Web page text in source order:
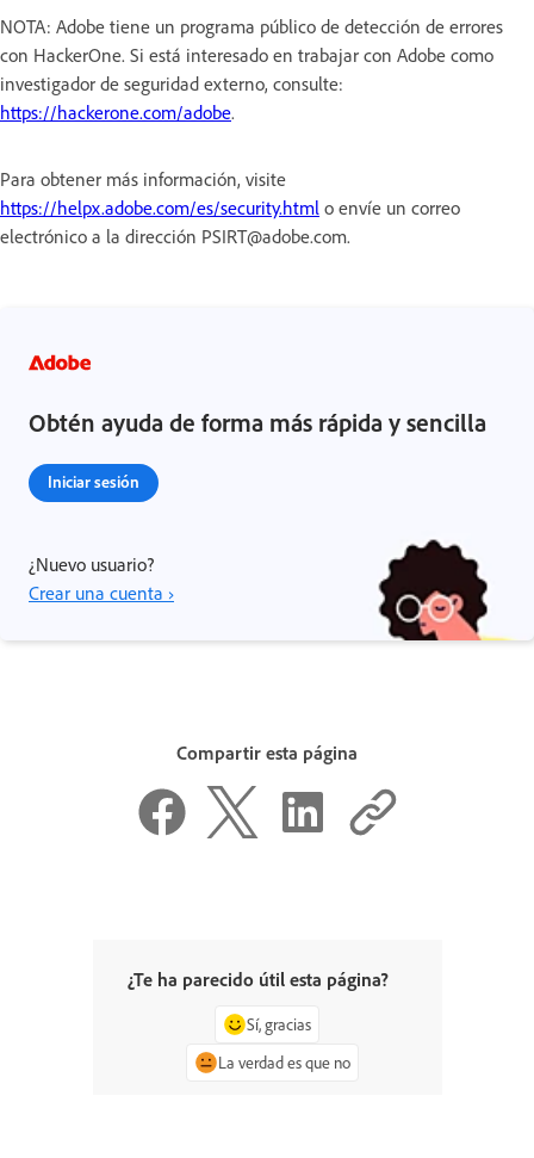
NOTA: Adobe tiene un programa público de detección de errores
con HackerOne. Si está interesado en trabajar con Adobe como
investigador de seguridad externo, consulte:
https://hackerone.com/adobe.
Para obtener más información, visite
https://helpx.adobe.com/es/security.html o envíe un correo
electrónico a la dirección PSIRT@adobe.com.
Obtén ayuda de forma más rápida y sencilla
Iniciar sesión
¿Nuevo usuario?
Crear una cuenta ›
Compartir esta página
¿Te ha parecido útil esta página?
Sí, gracias
La verdad es que no